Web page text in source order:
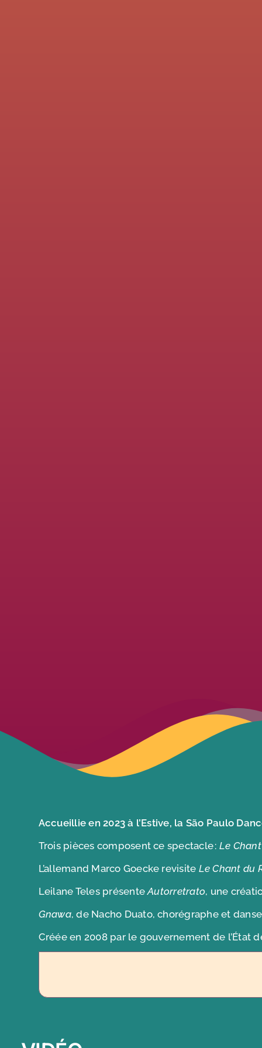
Accueillie en 2023 à l’Estive, la São Paulo
Trois pièces composent ce spectacle : Le
L’allemand Marco Goecke revisite Le Chant du
Leilane Teles présenteAutorretrato, une
Gnawa, de Nacho Duato, chorégraphe et
Créée en 2008 par le gouvernement de l’État